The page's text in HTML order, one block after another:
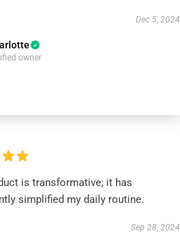
Dec 5, 2024
owner
is transformative; it has
simplified my daily routine.
Sep 28, 2024